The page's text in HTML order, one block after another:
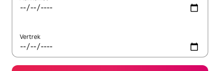
Vertrek